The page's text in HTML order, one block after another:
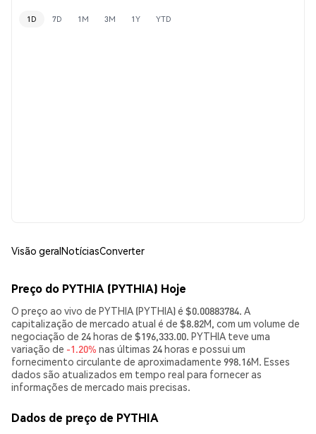
1D 7D 1M 3M 1Y YTD
Visão geralNotíciasConverter
Preço do PYTHIA (PYTHIA) Hoje
O preço ao vivo de PYTHIA (PYTHIA) é $0.00883784. A
capitalização de mercado atual é de $8.82M, com um volume de
negociação de 24 horas de $196,333.00. PYTHIA teve uma
variação de -1.20% nas últimas 24 horas e possui um
fornecimento circulante de aproximadamente 998.16M. Esses
dados são atualizados em tempo real para fornecer as
informações de mercado mais precisas.
Dados de preço de PYTHIA